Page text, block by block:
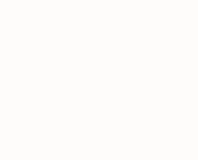
können
Sie zudem das
ein paar Kilometer